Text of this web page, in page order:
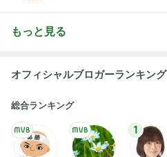
もっと見る
オフィシャルブロガーランキング
総合ランキング
1